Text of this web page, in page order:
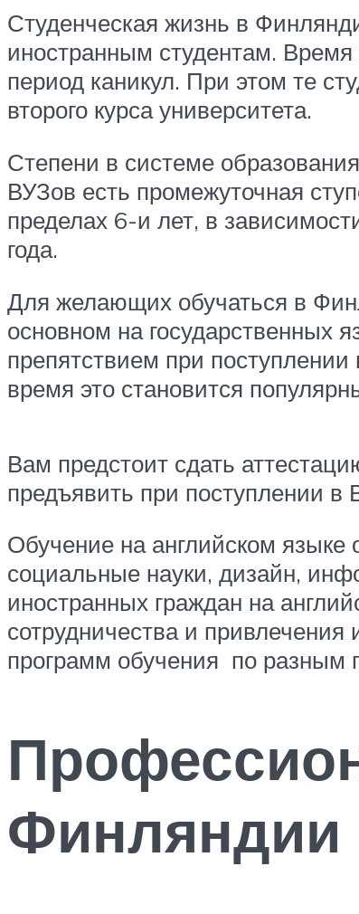
Студенческая жизнь в
иностранным студентам. Время
период каникул. При этом те
второго курса университета.
Степени в системе
ВУЗов есть промежуточная
пределах 6-и лет, в
года.
Для желающих обучаться в
основном на государственных
препятствием при
время это становится
Вам предстоит сдать
предъявить при поступлении в
Обучение на английском языке
социальные науки, дизайн,
иностранных граждан на
сотрудничества и
программ обучения по разным
Финляндии